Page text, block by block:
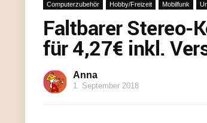
Computerzubehör Hobby/Freizeit Mobilfunk
Faltbarer Stereo-
für 4,27€ inkl.
Anna
1. September 2018